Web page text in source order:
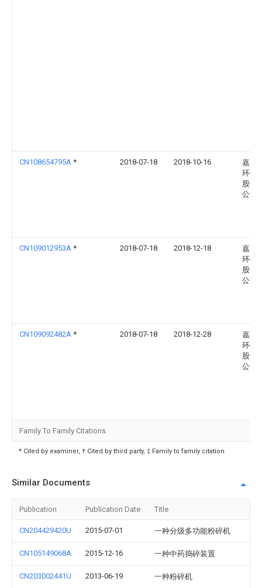
CN108654795A * 2018-07-18 2018-10-16
嘉兴
环保
股份
公司
CN109012953A * 2018-07-18 2018-12-18
嘉兴
环保
股份
公司
CN109092482A * 2018-07-18 2018-12-28
嘉兴
环保
股份
公司
Family To Family Citations
* Cited by examiner, † Cited by third party, ‡ Family to family citation
Similar Documents
Publication Publication Date Title
CN204429420U 2015-07-01 一种分级多功能粉碎机
CN105149068A 2015-12-16 一种中药捣碎装置
CN203002441U 2013-06-19 一种粉碎机